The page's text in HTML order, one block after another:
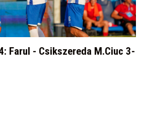
Farul - Csikszereda M.Ciuc 3-